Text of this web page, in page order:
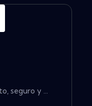
seguro y ...